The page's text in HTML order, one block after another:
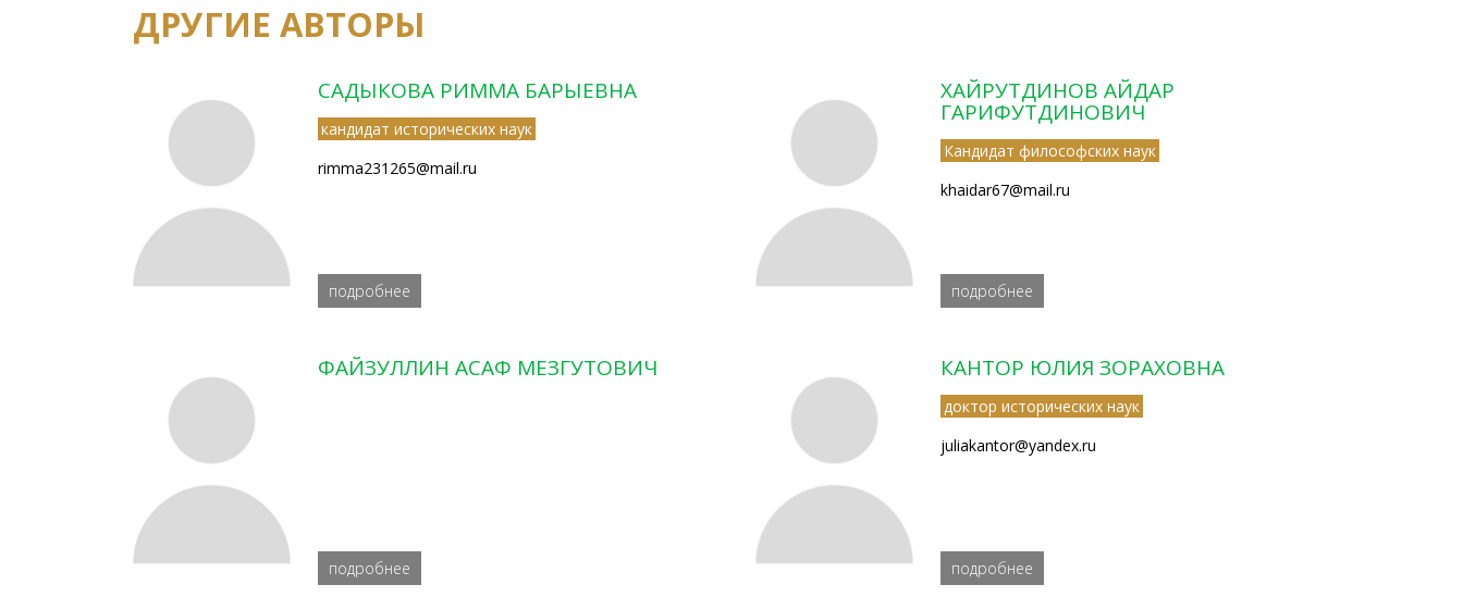
ДРУГИЕ АВТОРЫ
САДЫКОВА РИММА БАРЫЕВНА
кандидат исторических наук
rimma231265@mail.ru
подробнее
ХАЙРУТДИНОВ АЙДАР
ГАРИФУТДИНОВИЧ
Кандидат философских наук
khaidar67@mail.ru
подробнее
ФАЙЗУЛЛИН АСАФ МЕЗГУТОВИЧ
подробнее
КАНТОР ЮЛИЯ ЗОРАХОВНА
доктор исторических наук
juliakantor@yandex.ru
подробнее